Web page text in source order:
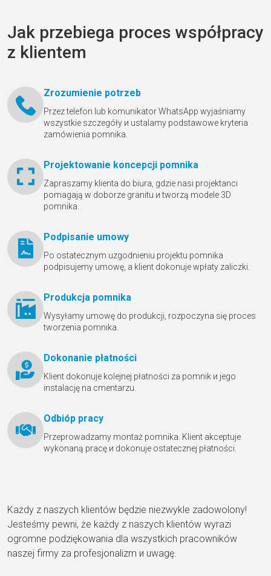
Jak przebiega proces współpracy
z klientem
Zrozumienie potrzeb
Przez telefon lub komunikator WhatsApp wyjaśniamy
wszystkie szczegóły и ustalamy podstawowe kryteria
zamówienia pomnika.
Projektowanie koncepcji pomnika
Zapraszamy klienta do biura, gdzie nasi projektanci
pomagają w doborze granitu и tworzą modele 3D
pomnika.
Podpisanie umowy
Po ostatecznym uzgodnieniu projektu pomnika
podpisujemy umowę, a klient dokonuje wpłaty zaliczki.
Produkcja pomnika
Wysyłamy umowę do produkcji, rozpoczyna się proces
tworzenia pomnika.
Dokonanie płatności
Klient dokonuje kolejnej płatności za pomnik и jego
instalację na cmentarzu.
Odbióр pracy
Przeprowadzamy montaż pomnika. Klient akceptuje
wykonaną pracę и dokonuje ostatecznej płatności.
Każdy z naszych klientów będzie niezwykle zadowolony!
Jesteśmy pewni, że każdy z naszych klientów wyrazi
ogromne podziękowania dla wszystkich pracowników
naszej firmy za profesjonalizm и uwagę.